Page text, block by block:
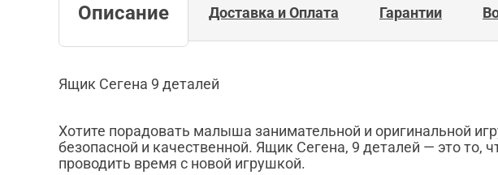
Описание Доставка и Оплата Гарантии
Ящик Сегена 9 деталей
Хотите порадовать малыша занимательной и оригинальной
безопасной и качественной. Ящик Сегена, 9 деталей ― это то,
проводить время с новой игрушкой.